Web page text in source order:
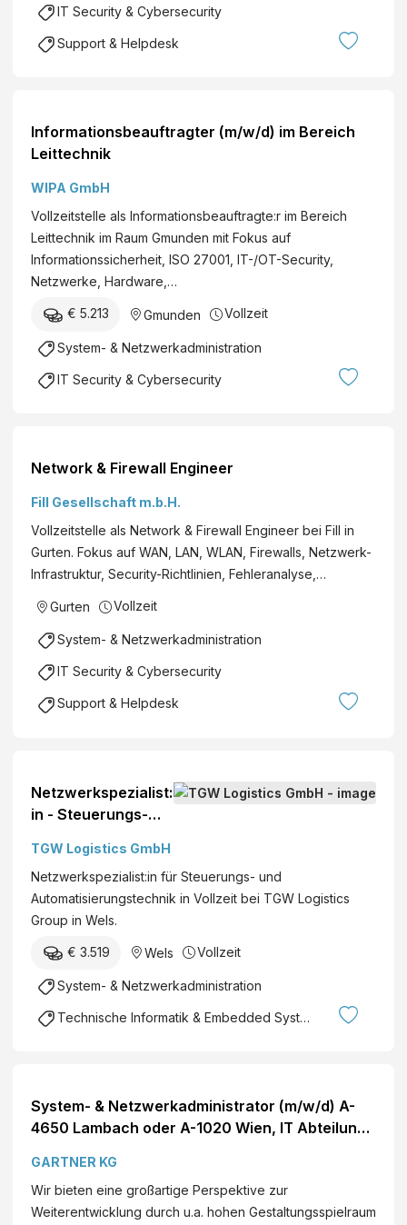
IT Security & Cybersecurity
Support & Helpdesk
Informationsbeauftragter (m/w/d) im Bereich
Leittechnik
WIPA GmbH
Vollzeitstelle als Informationsbeauftragte:r im Bereich
Leittechnik im Raum Gmunden mit Fokus auf
Informationssicherheit, ISO 27001, IT-/OT-Security,
Netzwerke, Hardware,…
€ 5.213 Gmunden Vollzeit
System- & Netzwerkadministration
IT Security & Cybersecurity
Network & Firewall Engineer
Fill Gesellschaft m.b.H.
Vollzeitstelle als Network & Firewall Engineer bei Fill in
Gurten. Fokus auf WAN, LAN, WLAN, Firewalls, Netzwerk-
Infrastruktur, Security-Richtlinien, Fehleranalyse,…
Gurten Vollzeit
System- & Netzwerkadministration
IT Security & Cybersecurity
Support & Helpdesk
Netzwerkspezialist:
in - Steuerungs-
Automatisierungste
chnik (M/W/D)
TGW Logistics GmbH
Netzwerkspezialist:in für Steuerungs- und
Automatisierungstechnik in Vollzeit bei TGW Logistics
Group in Wels.
€ 3.519 Wels Vollzeit
System- & Netzwerkadministration
Technische Informatik & Embedded Systems
System- & Netzwerkadministrator (m/w/d) A-
4650 Lambach oder A-1020 Wien, IT Abteilung
GARTNER KG
Wir bieten eine großartige Perspektive zur
Weiterentwicklung durch u.a. hohen Gestaltungsspielraum